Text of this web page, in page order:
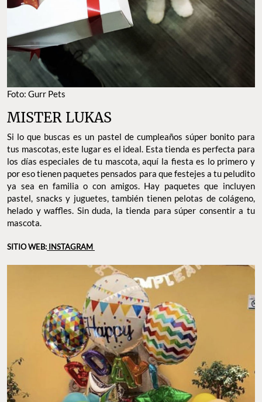
Foto: Gurr Pets
MISTER LUKAS
Si lo que buscas es un pastel de cumpleaños súper bonito para
tus mascotas, este lugar es el ideal. Esta tienda es perfecta para
los días especiales de tu mascota, aquí la fiesta es lo primero y
por eso tienen paquetes pensados para que festejes a tu peludito
ya sea en familia o con amigos. Hay paquetes que incluyen
pastel, snacks y juguetes, también tienen pelotas de colágeno,
helado y waffles. Sin duda, la tienda para súper consentir a tu
mascota.
SITIO WEB: INSTAGRAM